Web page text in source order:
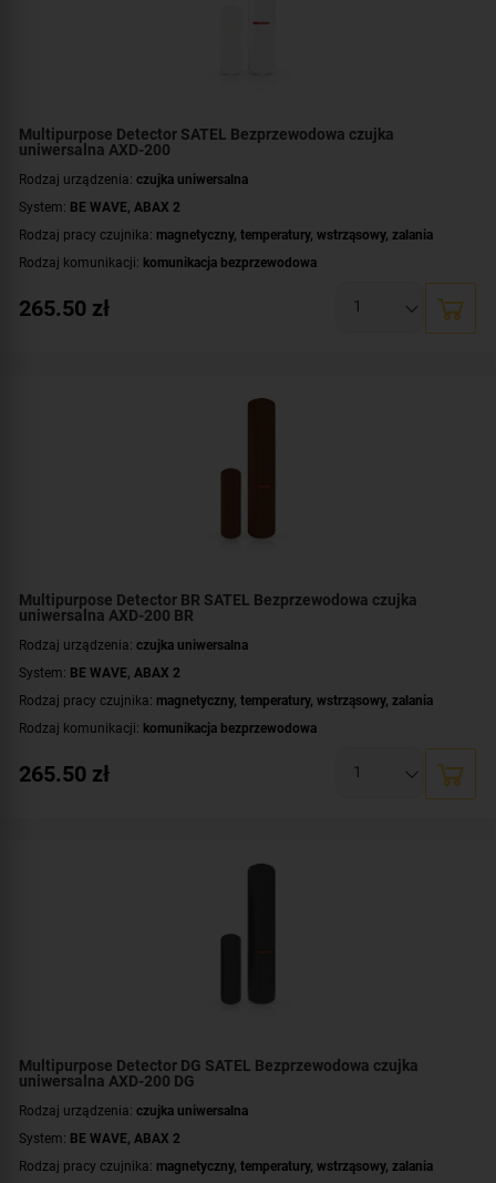
Multipurpose Detector SATEL Bezprzewodowa czujka
uniwersalna AXD-200
Rodzaj urządzenia: czujka uniwersalna
System: BE WAVE ABAX 2
Rodzaj pracy czujnika: magnetyczny, temperatury, wstrząsowy, zalania
Rodzaj komunikacji: komunikacja bezprzewodowa
Zasilanie:bateryjne
265.50 zł
Multipurpose Detector BR SATEL Bezprzewodowa czujka
uniwersalna AXD-200 BR
Rodzaj urządzenia: czujka uniwersalna
System: BE WAVE ABAX 2
Rodzaj pracy czujnika: magnetyczny, temperatury, wstrząsowy, zalania
Rodzaj komunikacji: komunikacja bezprzewodowa
Zasilanie:bateryjne
265.50 zł
Multipurpose Detector DG SATEL Bezprzewodowa czujka
uniwersalna AXD-200 DG
Rodzaj urządzenia: czujka uniwersalna
System: BE WAVE ABAX 2
Rodzaj pracy czujnika: magnetyczny, temperatury, wstrząsowy, zalania